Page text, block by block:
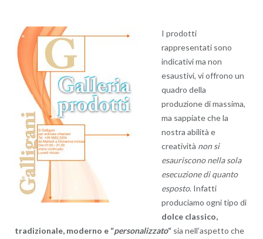
I prodotti
rappresentati sono
indicativi ma non
esaustivi, vi offrono un
quadro della
produzione di massima,
ma sappiate che la
nostra abilità e
creatività non si
esauriscono nella sola
esecuzione di quanto
esposto. Infatti
produciamo ogni tipo di
dolce classico,
tradizionale, moderno e “personalizzato“sia nell’aspetto che